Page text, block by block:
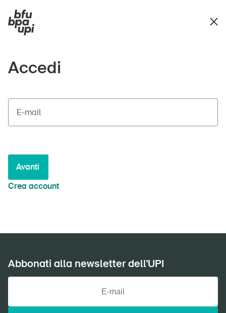
Accedi
E-mail
Avanti
Crea account
Abbonati alla newsletter dell'UPI